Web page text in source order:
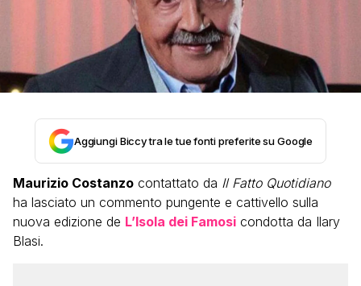
Aggiungi Biccy tra le tue fonti preferite su Google
Maurizio Costanzo contattato da Il Fatto Quotidiano
ha lasciato un commento pungente e cattivello sulla
nuova edizione de L’Isola dei Famosi condotta da Ilary
Blasi.